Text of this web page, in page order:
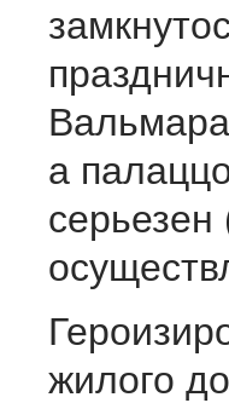
а
жилого